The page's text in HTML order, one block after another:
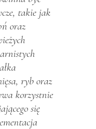
takie jak
oraz
ryb oraz
korzystnie
się